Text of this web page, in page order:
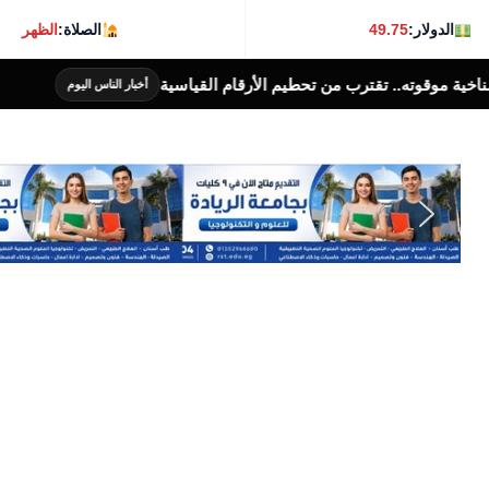
الدولار:49.75 الصلاة:الظهر
الأرقام القياسية أخبار الناس اليوم بهية تفتتح وحدة للكشف